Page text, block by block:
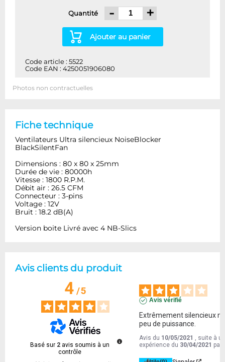
Quantité - +
Ajouter au panier
Code article : 5522
Code EAN : 4250051906080
Photos non contractuelles
Fiche technique
Ventilateurs Ultra silencieux NoiseBlocker
BlackSilentFan
Dimensions : 80 x 80 x 25mm
Durée de vie : 80000h
Vitesse : 1800 R.P.M.
Débit air : 26.5 CFM
Connecteur : 3-pins
Voltage : 12V
Bruit : 18.2 dB(A)
Version boite Livré avec 4 NB-Slics
Avis clients du produit
4/5
Basé sur 2 avis soumis à un
contrôle
Avis vérifié
Extrêmement silencieux
peu de puissance.
Avis du 10/05/2021
, suite à
expérience du 30/04/2021 par